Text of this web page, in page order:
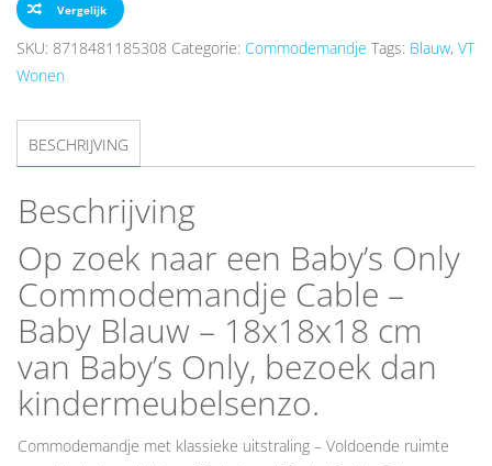
Vergelijk
SKU: 8718481185308 Categorie: Commodemandje Tags: Blauw, VT
Wonen
BESCHRIJVING
Beschrijving
Op zoek naar een Baby’s Only
Commodemandje Cable –
Baby Blauw – 18x18x18 cm
van Baby’s Only, bezoek dan
kindermeubelsenzo.
Commodemandje met klassieke uitstraling – Voldoende ruimte